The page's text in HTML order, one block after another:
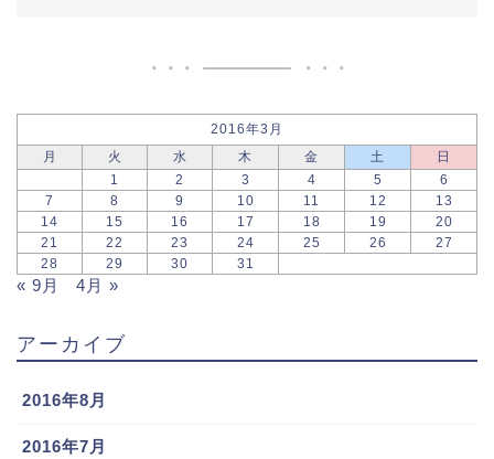
2016年3月
月
火 水 木 金 土
日
1
2 3 4 5
6
7
8 9 10 11 12
13
14
15 16 17 18 19
20
21
22 23 24 25 26
27
28
29 30 31
« 9月 4月 »
アーカイブ
2016年8月
2016年7月